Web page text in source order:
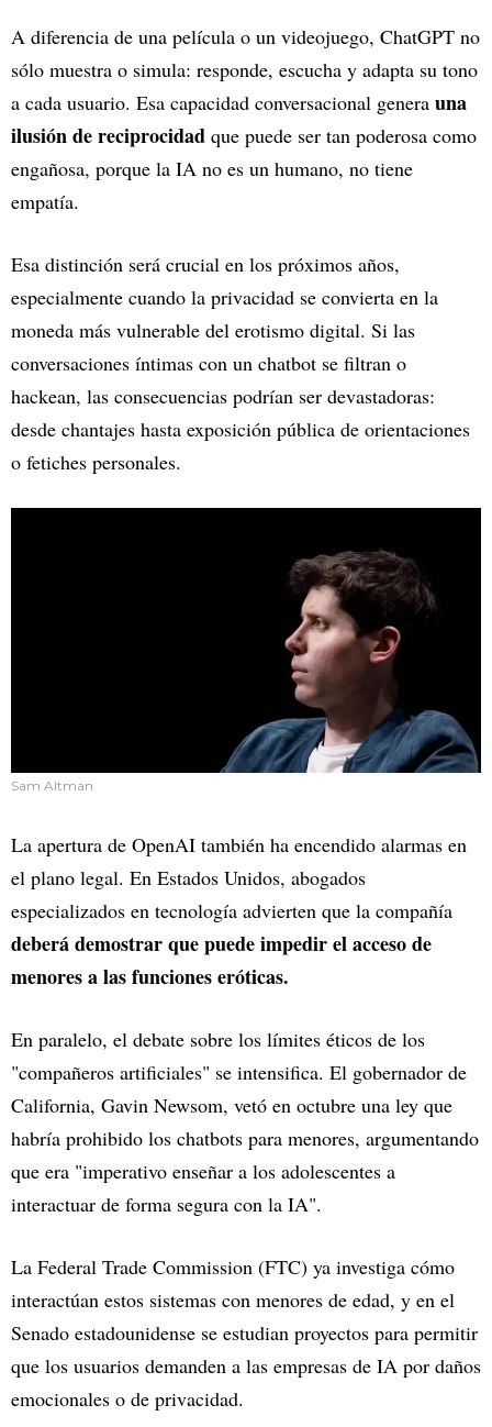
A diferencia de una película o un videojuego, ChatGPT no
sólo muestra o simula: responde, escucha y adapta su tono
a cada usuario. Esa capacidad conversacional genera una
ilusión de reciprocidad que puede ser tan poderosa como
engañosa, porque la IA no es un humano, no tiene
empatía.
Esa distinción será crucial en los próximos años,
especialmente cuando la privacidad se convierta en la
moneda más vulnerable del erotismo digital. Si las
conversaciones íntimas con un chatbot se filtran o
hackean, las consecuencias podrían ser devastadoras:
desde chantajes hasta exposición pública de orientaciones
o fetiches personales.
Sam Altman
La apertura de OpenAI también ha encendido alarmas en
el plano legal. En Estados Unidos, abogados
especializados en tecnología advierten que la compañía
deberá demostrar que puede impedir el acceso de
menores a las funciones eróticas.
En paralelo, el debate sobre los límites éticos de los
"compañeros artificiales" se intensifica. El gobernador de
California, Gavin Newsom, vetó en octubre una ley que
habría prohibido los chatbots para menores, argumentando
que era "imperativo enseñar a los adolescentes a
interactuar de forma segura con la IA".
La Federal Trade Commission (FTC) ya investiga cómo
interactúan estos sistemas con menores de edad, y en el
Senado estadounidense se estudian proyectos para permitir
que los usuarios demanden a las empresas de IA por daños
emocionales o de privacidad.